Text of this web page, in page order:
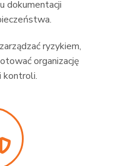
dokumentacji
ryzykiem,
organizację
kontroli.